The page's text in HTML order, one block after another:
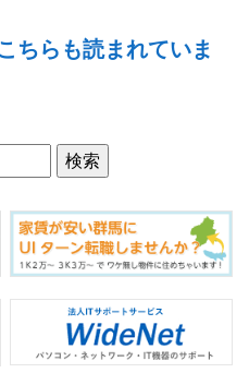
ちらも読まれていま